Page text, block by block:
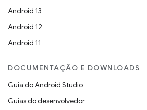
Android 13
Android 12
Android 11
DOCUMENTAÇÃO E DOWNLOADS
Guia do Android Studio
Guias do desenvolvedor